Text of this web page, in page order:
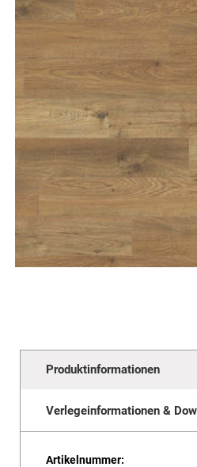
Produktinformationen
Verlegeinformationen &
Artikelnummer: